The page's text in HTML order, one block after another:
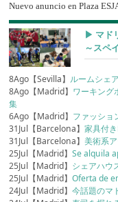
Nuevo anuncio en Plaza
▶︎ マド
～スペ
8Ago【Sevilla】 ルームシェ
8Ago【Madrid】 ワーキング
集
6Ago【Madrid】 ファッショ
31Jul【Barcelona】家具付
31Jul【Barcelona】美術系
25Jul【Madrid】Se alquila
25Jul【Madrid】 シェアハウ
25Jul【Madrid】Oferta de
24Jul【Madrid】今話題のマ